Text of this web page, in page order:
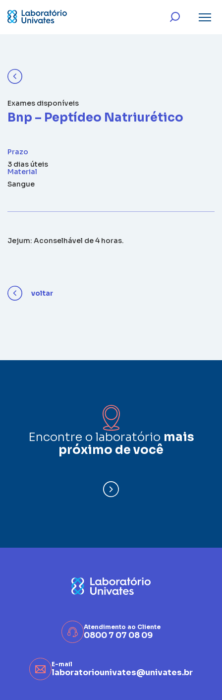
Exames disponíveis
Bnp – Peptídeo Natriurético
Prazo
3 dias úteis
Material
Sangue
Jejum: Aconselhável de 4 horas.
voltar
Encontre o laboratório mais
próximo de você
Atendimento ao Cliente
0800 7 07 08 09
E-mail
laboratoriounivates@univates.br